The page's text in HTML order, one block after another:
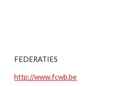
FEDERATIES
http://www.fcwb.be